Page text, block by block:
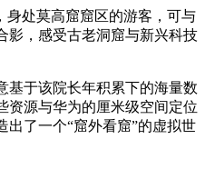
处莫高窟窟区的游客，可与
影，感受古老洞窟与新兴科技
于该院长年积累下的海量数
资源与华为的厘米级空间定位
出了一个“窟外看窟”的虚拟世